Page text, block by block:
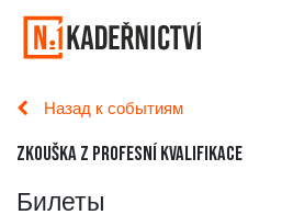
Назад к событиям
Zkouška z profesní kvalifikace
Билеты